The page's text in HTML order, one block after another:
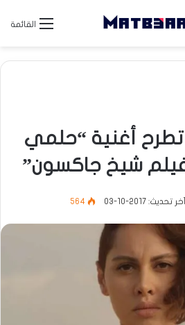
القائمة
أغنية “حلمي
شيخ جاكسون”
آخر تحديث: 2017-10-03 564